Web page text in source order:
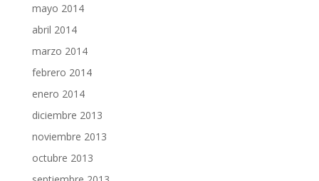
mayo 2014
abril 2014
marzo 2014
febrero 2014
enero 2014
diciembre 2013
noviembre 2013
octubre 2013